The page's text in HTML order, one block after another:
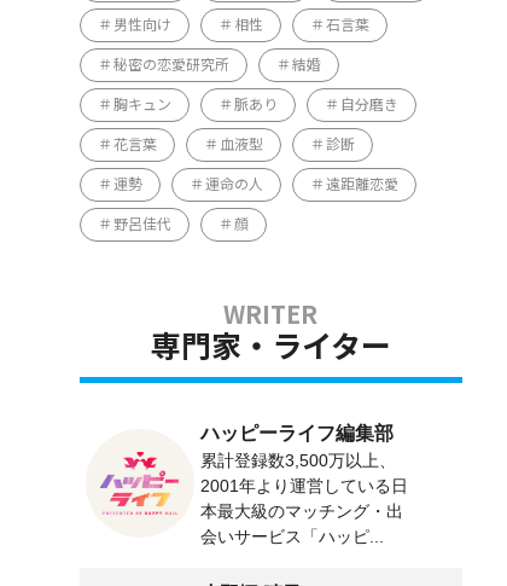
男性向け 相性 石言葉
秘密の恋愛研究所 結婚
胸キュン 脈あり 自分磨き
花言葉 血液型 診断
運勢 運命の人 遠距離恋愛
野呂佳代 顔
専門家・ライター
ハッピーライフ編集部
累計登録数3,500万以上、
2001年より運営している日
本最大級のマッチング・出
会いサービス「ハッピ...